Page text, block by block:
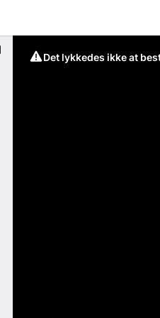
Det lykkedes ikke at